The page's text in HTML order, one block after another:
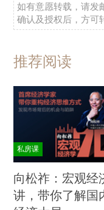
如有意愿转载，请发
确认及授权后，方可
推荐阅读
私房课
向松祚：宏观经
讲，带你了解国